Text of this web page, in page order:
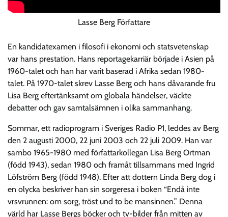
Lasse Berg Författare
En kandidatexamen i filosofi i ekonomi och statsvetenskap
var hans prestation. Hans reportagekarriär började i Asien på
1960-talet och han har varit baserad i Afrika sedan 1980-
talet. På 1970-talet skrev Lasse Berg och hans dåvarande fru
Lisa Berg eftertänksamt om globala händelser, väckte
debatter och gav samtalsämnen i olika sammanhang.
Sommar, ett radioprogram i Sveriges Radio P1, leddes av Berg
den 2 augusti 2000, 22 juni 2003 och 22 juli 2009. Han var
sambo 1965-1980 med författarkollegan Lisa Berg Ortman
(född 1943), sedan 1980 och framåt tillsammans med Ingrid
Löfström Berg (född 1948). Efter att dottern Linda Berg dog i
en olycka beskriver han sin sorgeresa i boken “Endå inte
vrsvrunnen: om sorg, tröst und to be mansinnen.” Denna
värld har Lasse Bergs böcker och tv-bilder från mitten av